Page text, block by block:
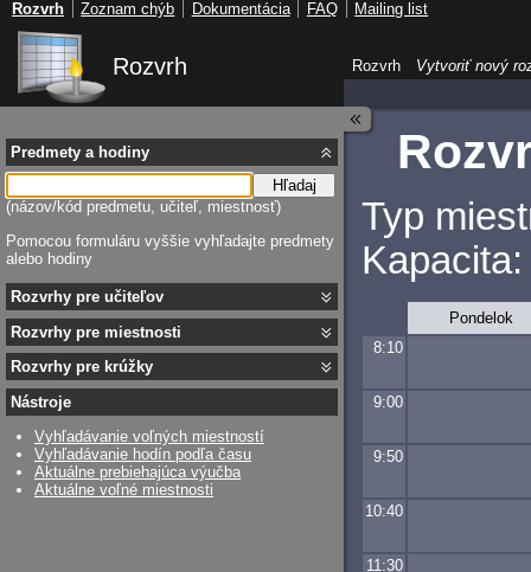
Rozvrh
Typ
Pondelok
8:10
9:00
9:50
10:40
11:30
Predmety a hodiny
Hľadaj
(názov/kód predmetu, učiteľ, miestnosť)
Pomocou formuláru vyššie vyhľadajte predmety
alebo hodiny
Rozvrhy pre učiteľov
Rozvrhy pre miestnosti
Rozvrhy pre krúžky
Nástroje
Vyhľadávanie voľných miestností
Vyhľadávanie hodín podľa času
Aktuálne prebiehajúca výučba
Aktuálne voľné miestnosti
Rozvrh Vytvoriť nový
Rozvrh Zoznam chýb Dokumentácia FAQ Mailing list